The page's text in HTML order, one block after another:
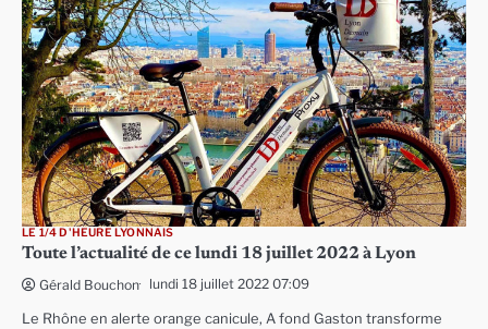
LE 1/4 D'HEURE LYONNAIS
Toute l’actualité de ce lundi 18 juillet 2022 à Lyon
Gérald Bouchon lundi 18 juillet 2022 07:09
Le Rhône en alerte orange canicule, A fond Gaston transforme